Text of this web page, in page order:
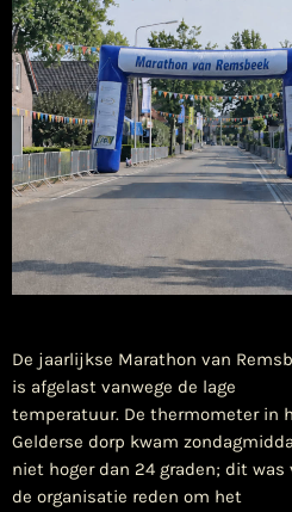
De jaarlijkse Marathon van
is afgelast vanwege de lage
temperatuur. De thermometer in
Gelderse dorp kwam
niet hoger dan 24 graden; dit was
de organisatie reden om het